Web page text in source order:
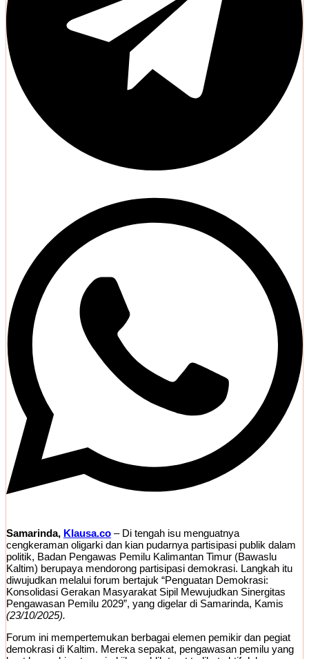
Samarinda, Klausa.co – Di tengah isu menguatnya
cengkeraman oligarki dan kian pudarnya partisipasi publik dalam
politik, Badan Pengawas Pemilu Kalimantan Timur (Bawaslu
Kaltim) berupaya mendorong partisipasi demokrasi. Langkah itu
diwujudkan melalui forum bertajuk “Penguatan Demokrasi:
Konsolidasi Gerakan Masyarakat Sipil Mewujudkan Sinergitas
Pengawasan Pemilu 2029”, yang digelar di Samarinda, Kamis
(23/10/2025).
Forum ini mempertemukan berbagai elemen pemikir dan pegiat
demokrasi di Kaltim. Mereka sepakat, pengawasan pemilu yang